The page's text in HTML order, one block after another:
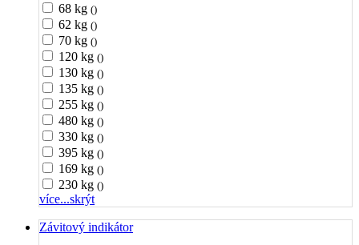
68 kg ()
62 kg ()
70 kg ()
120 kg ()
130 kg ()
135 kg ()
255 kg ()
480 kg ()
330 kg ()
395 kg ()
169 kg ()
230 kg ()
více...skrýt
Závitový indikátor